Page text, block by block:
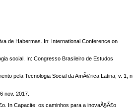
de Habermas. In: International Conference on
social. In: Congresso Brasileiro de Estudos
pela Tecnologia Social da AmÃ©rica Latina, v. 1, n.
nov. 2017.
In Capacite: os caminhos para a inovaÃ§Ã£o